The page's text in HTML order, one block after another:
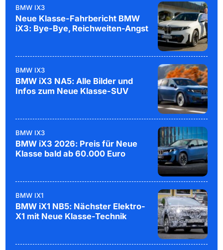
BMW IX3
Neue Klasse-Fahrbericht BMW
iX3: Bye-Bye, Reichweiten-Angst
BMW IX3
BMW iX3 NA5: Alle Bilder und
Infos zum Neue Klasse-SUV
BMW IX3
BMW iX3 2026: Preis für Neue
Klasse bald ab 60.000 Euro
BMW IX1
BMW iX1 NB5: Nächster Elektro-
X1 mit Neue Klasse-Technik